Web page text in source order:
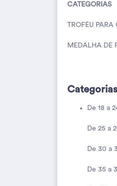
CATEGORIAS
TROFÉU
MEDALHA DE
Categorias
De 18 a
De 25 a
De 30 a
De 35 a